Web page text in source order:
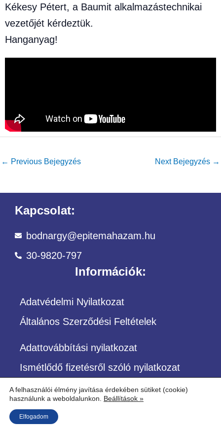
Kékesy Pétert, a Baumit alkalmazástechnikai
vezetőjét kérdeztük.
Hanganyag!
← Previous Bejegyzés Next Bejegyzés →
Kapcsolat:
bodnargy@epitemahazam.hu
30-9820-797
Információk:
Adatvédelmi Nyilatkozat
Általános Szerződési Feltételek
Adattovábbítási nyilatkozat
Ismétlődő fizetésről szóló nyilatkozat
©Copyright – Minden jog fenntartva
A felhasználói élmény javítása érdekében sütiket (cookie)
használunk a weboldalunkon. Beállítások »
Elfogadom